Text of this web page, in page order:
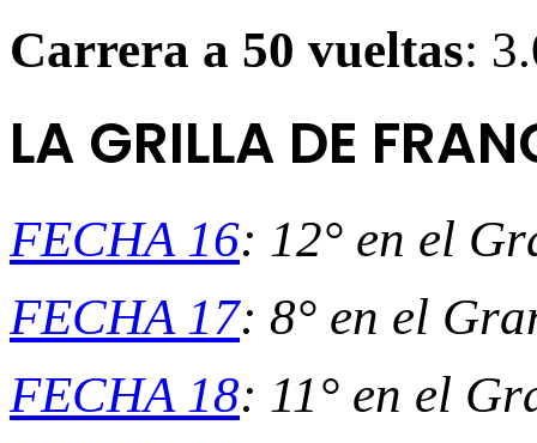
Carrera a 50 vueltas:
LA GRILLA DE
FECHA 16: 12° en el
FECHA 17: 8° en el
FECHA 18: 11° en el